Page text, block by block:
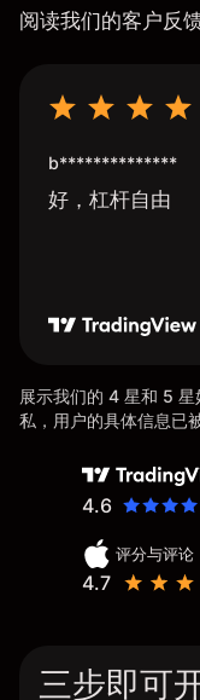
阅读我们的客户反
b**************
好，杠杆自由
展示我们的 4 星和 5
私，用户的具体信息已
4.6
评分与评论
4.7
三步即可